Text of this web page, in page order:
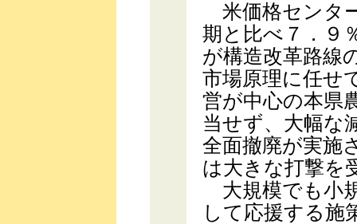
米価格センタ
期と比べ７．９
が構造改革路線
市場原理に任せ
営が中心の本県
当せず、大幅な
全面撤廃が実施
は大きな打撃を
大規模でも小
して応援する施